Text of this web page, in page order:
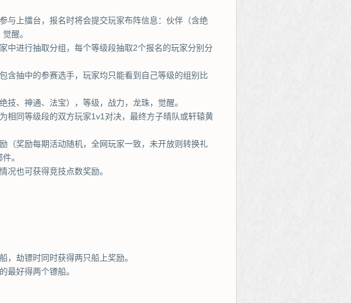
与上擂台，报名时将会提交玩家布阵信息：伙伴（含绝
醒。
中进行抽取分组，每个等级段抽取2个报名的玩家分别分
含抽中的参赛选手，玩家均只能看到自己等级的组别比
技、神通、法宝），等级，战力，龙珠，觉醒。
相同等级段的双方玩家1v1对决，最终方子晴队或轩辕黄
（奖励每期活动随机，全网玩家一致，未开放则转换礼
。
况也可获得竞技点数奖励。
，劫镖时同时获得两只船上奖励。
最好得两个镖船。